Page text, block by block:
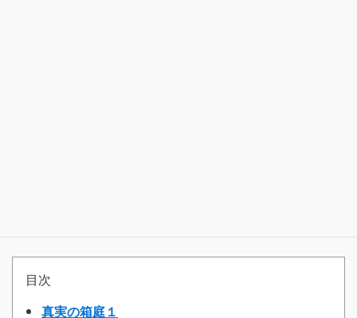
目次
真実の箱庭１